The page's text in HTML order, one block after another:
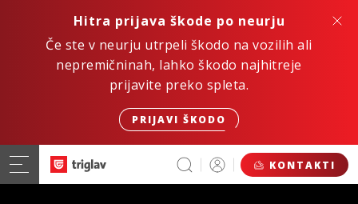
Hitra prijava škode po neurju
Če ste v neurju utrpeli škodo na vozilih ali
nepremičninah, lahko škodo najhitreje
prijavite preko spleta.
PRIJAVI ŠKODO
KONTAKTI